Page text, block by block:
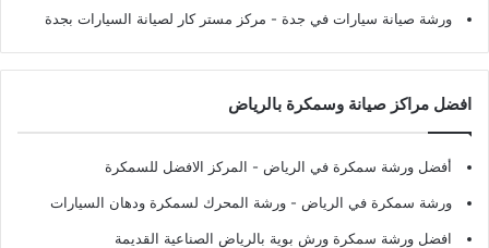
ورشة صيانة سيارات في جدة - مركز مستر كار لصيانة السيارات بجدة
افضل مراكز صيانة وسمكرة بالرياض
أفضل ورشة سمكرة في الرياض - المركز الافضل للسمكرة
ورشة سمكرة في الرياض - ورشة المحرك لسمكرة ودهان السيارات
افضل ورشة سمكرة ورش بوية بالرياض الصناعية القديمة